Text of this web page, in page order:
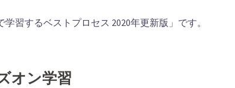
習するベストプロセス 2020年更新版」です。
オン学習